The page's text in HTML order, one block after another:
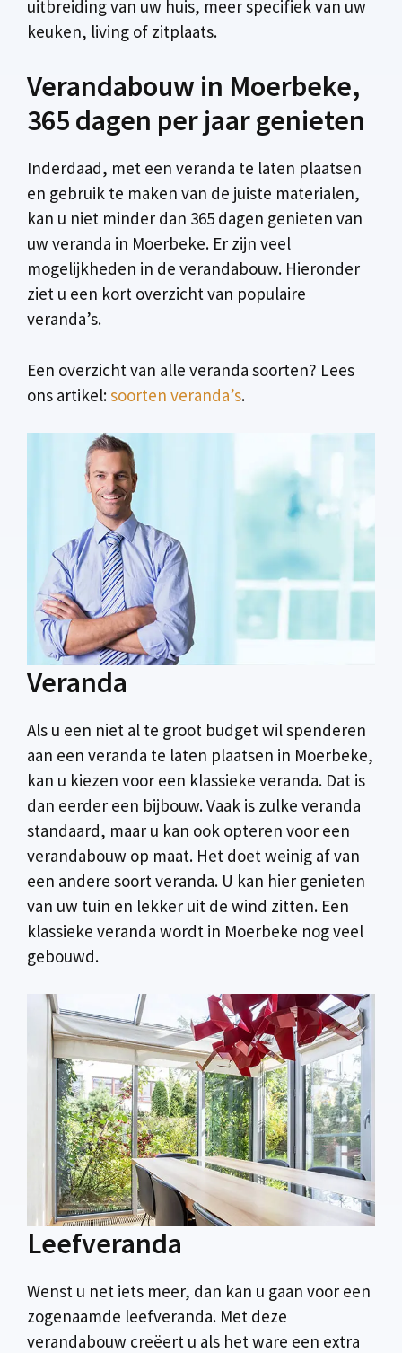
uitbreiding van uw huis, meer specifiek van uw
keuken, living of zitplaats.
Verandabouw in Moerbeke,
365 dagen per jaar genieten
Inderdaad, met een veranda te laten plaatsen
en gebruik te maken van de juiste materialen,
kan u niet minder dan 365 dagen genieten van
uw veranda in Moerbeke. Er zijn veel
mogelijkheden in de verandabouw. Hieronder
ziet u een kort overzicht van populaire
veranda’s.
Een overzicht van alle veranda soorten? Lees
ons artikel:soorten veranda’s.
Veranda
Als u een niet al te groot budget wil spenderen
aan een veranda te laten plaatsen in Moerbeke,
kan u kiezen voor een klassieke veranda. Dat is
dan eerder een bijbouw. Vaak is zulke veranda
standaard, maar u kan ook opteren voor een
verandabouw op maat. Het doet weinig af van
een andere soort veranda. U kan hier genieten
van uw tuin en lekker uit de wind zitten. Een
klassieke veranda wordt in Moerbeke nog veel
gebouwd.
Leefveranda
Wenst u net iets meer, dan kan u gaan voor een
zogenaamde leefveranda. Met deze
verandabouw creëert u als het ware een extra